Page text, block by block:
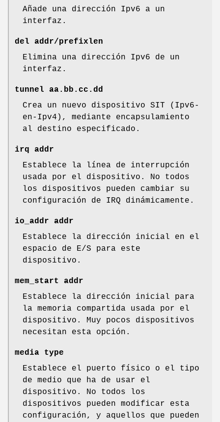
Añade una dirección Ipv6 a un
interfaz.
del addr/prefixlen
Elimina una dirección Ipv6 de un
interfaz.
tunnel aa.bb.cc.dd
Crea un nuevo dispositivo SIT (Ipv6-
en-Ipv4), mediante encapsulamiento
al destino especificado.
irq addr
Establece la línea de interrupción
usada por el dispositivo. No todos
los dispositivos pueden cambiar su
configuración de IRQ dinámicamente.
io_addr addr
Establece la dirección inicial en el
espacio de E/S para este
dispositivo.
mem_start addr
Establece la dirección inicial para
la memoria compartida usada por el
dispositivo. Muy pocos dispositivos
necesitan esta opción.
media type
Establece el puerto físico o el tipo
de medio que ha de usar el
dispositivo. No todos los
dispositivos pueden modificar esta
configuración, y aquellos que pueden